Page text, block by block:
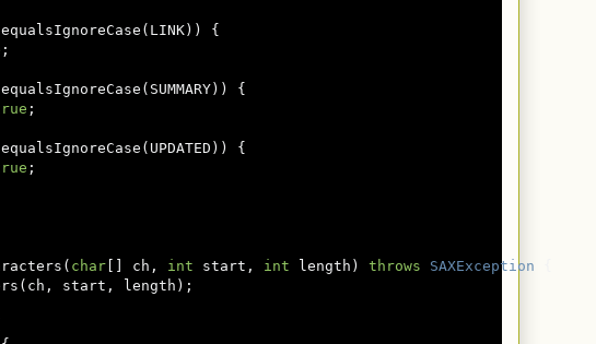
equalsIgnoreCase ( LINK))
{
;
equalsIgnoreCase ( SUMMARY))
{
;
equalsIgnoreCase ( UPDATED ))
{
;
( char ch , int start , int length ) throws SAXException
( ch , start , length );